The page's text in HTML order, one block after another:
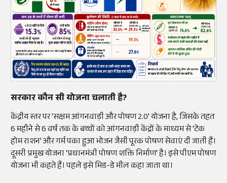
सरकार कौन सी योजना चलाती है?
केंद्रीय स्तर पर 'सक्षम आंगनवाड़ी और पोषण 2.0' योजना है, जिसके तहत
6 महीने से 6 वर्ष तक के बच्चों को आंगनवाड़ी केंद्रों के माध्यम से 'टेक
होम राशन' और गर्म पका हुआ भोजन जैसी पूरक पोषण सेवाएं दी जाती हैं।
दूसरी प्रमुख योजना 'प्रधानमंत्री पोषण शक्ति निर्माण' है। इसे पीएम पोषण
योजना भी कहते हैं। पहले इसे मिड-डे मील कहा जाता था।